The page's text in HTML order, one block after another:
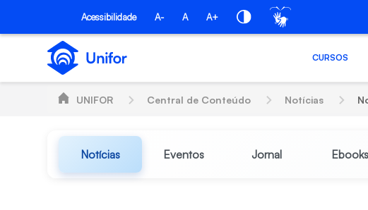
Pular para o Conteúdo principal
Acessibilidade A- A A+
CURSOS
UNIFOR Central de Conteúdo Notícias
Notícias Eventos Jornal Ebooks